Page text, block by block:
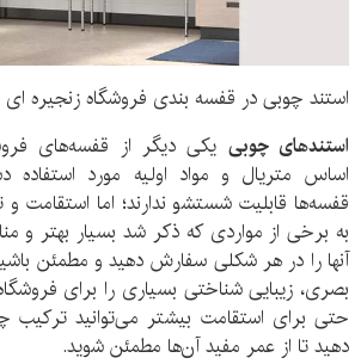
استند چوبی در قفسه بندی فروشگاه زنجیره ای
استندهای چوبی یکی دیگر از قفسه‌های
اساس متریال و مواد اولیه مورد استفاده
قفسه‌ها قابلیت شستشو ندارند؛ اما
به برخی از مواردی که ذکر شد بسیار بهتر و
آنها را در هر شکلی سفارش دهید و مطمئن
بصری، زیبایی شناختی بسیاری را برای
حتی برای استقامت بیشتر می‌توانید
دهید تا از عمر مفید آن‌ها مطمئن شوید.